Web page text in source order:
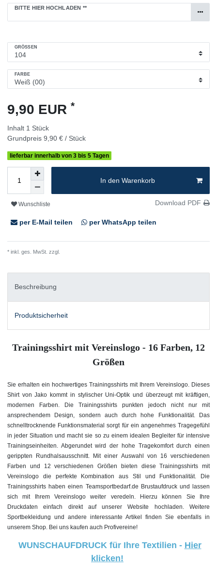
BITTE HIER HOCHLADEN **
GRÖSSEN
FARBE
9,90 EUR *
Inhalt 1 Stück
Grundpreis 9,90 € / Stück
lieferbar innerhalb von 3 bis 5 Tagen
In den Warenkorb
Wunschliste Download PDF
per E-Mail teilen per WhatsApp teilen
* inkl. ges. MwSt. zzgl.
Beschreibung
Produktsicherheit
Trainingsshirt mit Vereinslogo - 16 Farben, 12
Größen
Sie erhalten ein hochwertiges Trainingsshirts mit Ihrem Vereinslogo. Dieses
Shirt von Jako kommt in stylischer Uni-Optik und überzeugt mit kräftigen,
modernen Farben. Die Trainingsshirts punkten jedoch nicht nur mit
ansprechendem Design, sondern auch durch hohe Funktionalität. Das
schnelltrocknende Funktionsmaterial sorgt für ein angenehmes Tragegefühl
in jeder Situation und macht sie so zu einem idealen Begleiter für intensive
Trainingseinheiten. Abgerundet wird der hohe Tragekomfort durch einen
gerippten Rundhalsausschnitt. Mit einer Auswahl von 16 verschiedenen
Farben und 12 verschiedenen Größen bieten diese Trainingsshirts mit
Vereinslogo die perfekte Kombination aus Stil und Funktionalität. Die
Trainingsshirts haben einen Teamsportbedarf.de Brustaufdruck und lassen
sich mit Ihrem Vereinslogo weiter veredeln. Hierzu können Sie Ihre
Druckdaten einfach direkt auf unserer Website hochladen. Weitere
Sportbekleidung und andere interessante Artikel finden Sie ebenfalls in
unserem Shop. Bei uns kaufen auch Profivereine!
WUNSCHAUFDRUCK für Ihre Textilien - Hier
klicken!